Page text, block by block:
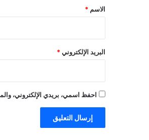
*
الاسم *
البريد الإلكتروني *
احفظ اسمي، بريدي الإلكتروني،